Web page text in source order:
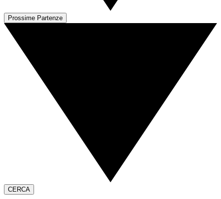
Prossime Partenze
CERCA